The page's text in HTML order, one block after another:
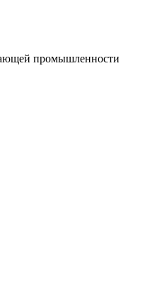
промышленности